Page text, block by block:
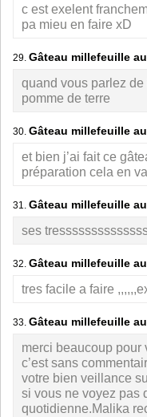
c est exelent
pa mieu en faire xD
29. Gâteau millefeuille
quand vous parlez de
pomme de terre
30. Gâteau millefeuille
et bien j’ai fait ce
préparation cela en
31. Gâteau millefeuille
ses
32. Gâteau millefeuille
tres facile a faire
33. Gâteau millefeuille
merci beaucoup pour
c’est sans
votre bien veillance
si vous ne voyez pas
quotidienne.Malika